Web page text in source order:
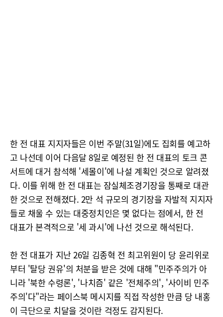
한 전 대표 지지자들은 이번 주말(31일)에도 집회를 예고하
고 나선데 이어 다음달 8일로 예정된 한 전 대표의 토크 콘
서트에 대거 참석해 '세몰이'에 나설 계획인 것으로 알려졌
다. 이를 위해 한 전 대표는 잠실체조경기장을 통째로 대관
한 것으로 전해졌다. 2만 석 규모의 경기장을 자발적 지지자
들로 채울 수 있는 대중정치인은 몇 없다는 점에서, 한 전
대표가 본격적으로 '세 과시'에 나선 것으로 해석된다.
한 전 대표가 지난 26일 김종혁 전 최고위원이 당 윤리위로
부터 '탈당 권유'의 처분을 받은 것에 대해 "민주주의가 아
니라 '북한 수령론', '나치즘' 같은 '전체주의', '사이비 민주
주의'다"라는 페이스북 메시지를 직접 작성한 만큼 당 내홍
이 극단으로 치달을 것이란 걱정도 감지된다.